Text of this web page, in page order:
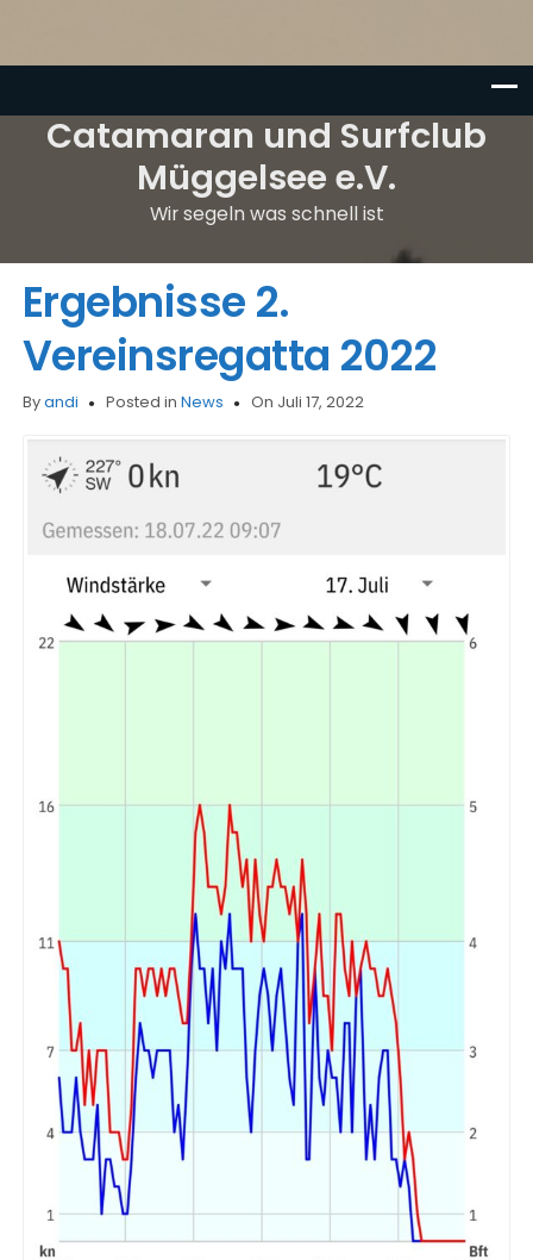
Catamaran und Surfclub
Müggelsee e.V.
Wir segeln was schnell ist
Ergebnisse 2.
Vereinsregatta 2022
Byandi Posted in News On Juli 17, 2022